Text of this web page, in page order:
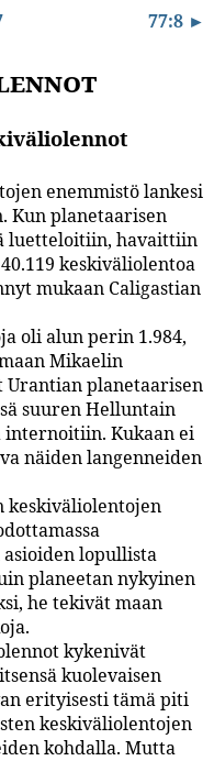
77:8 ►
enemmistö lankesi
Kun planetaarisen
luetteloitiin, havaittiin
keskiväliolentoa
mukaan Caligastian
oli alun perin 1.984,
Mikaelin
planetaarisen
suuren Helluntain
internoitiin. Kukaan ei
näiden langenneiden
keskiväliolentojen
lopullista
planeetan nykyinen
he tekivät maan
kykenivät
kuolevaisen
erityisesti tämä piti
keskiväliolentojen
kohdalla. Mutta